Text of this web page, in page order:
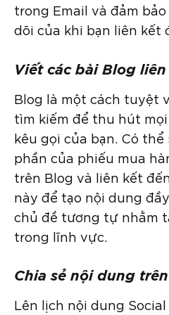
trong Email và đảm
dõi của khi bạn liên kết
Viết các bài Blog
Blog là một cách tuyệt
tìm kiếm để thu hút
kêu gọi của bạn. Có
phần của phiếu mua
trên Blog và liên kết
này để tạo nội dung
chủ đề tương tự nhằm
trong lĩnh vực.
Chia sẻ nội dung
Lên lịch nội dung